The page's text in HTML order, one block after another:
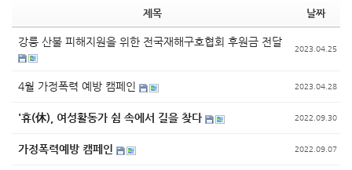
제목 날짜
강릉 산불 피해지원을 위한 전국재해구호협회 후원금 전달
2023.04.25
4월 가정폭력 예방 캠페인 2023.04.28
'휴(休), 여성활동가 쉼 속에서 길을 찾다 2022.09.30
가정폭력예방 캠페인 2022.09.07